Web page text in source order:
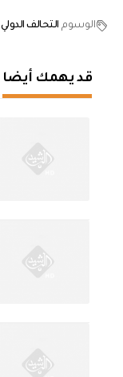
الوسوم التحالف الدولي
قد يهمك أيضا